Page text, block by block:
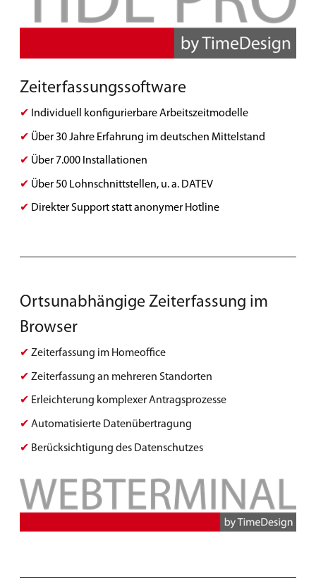
Zeiterfassungssoftware
✔ Individuell konfigurierbare Arbeitszeitmodelle
✔ Über 30 Jahre Erfahrung im deutschen Mittelstand
✔ Über 7.000 Installationen
✔ Über 50 Lohnschnittstellen, u. a. DATEV
✔ Direkter Support statt anonymer Hotline
Ortsunabhängige Zeiterfassung im
Browser
✔ Zeiterfassung im Homeoffice
✔ Zeiterfassung an mehreren Standorten
✔ Erleichterung komplexer Antragsprozesse
✔ Automatisierte Datenübertragung
✔ Berücksichtigung des Datenschutzes